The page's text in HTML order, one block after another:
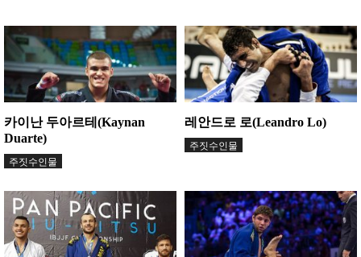
카이난 두아르테(Kaynan
Duarte)
주짓수인물
레안드로 로(Leandro Lo)
주짓수인물